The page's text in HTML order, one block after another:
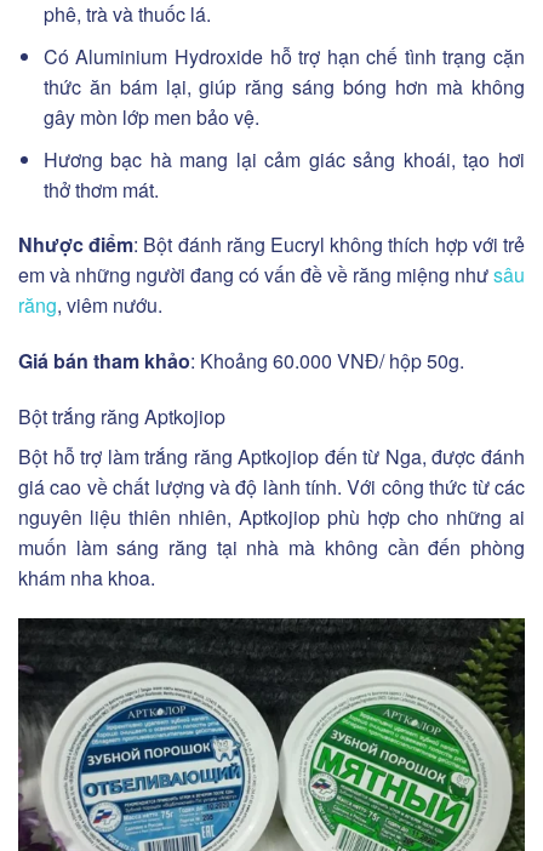
phê, trà và thuốc lá.
Có Aluminium Hydroxide hỗ trợ hạn chế tình trạng cặn
thức ăn bám lại, giúp răng sáng bóng hơn mà không
gây mòn lớp men bảo vệ.
Hương bạc hà mang lại cảm giác sảng khoái, tạo hơi
thở thơm mát.
Nhược điểm: Bột đánh răng Eucryl không thích hợp với trẻ
em và những người đang có vấn đề về răng miệng nhưsâu
răng, viêm nướu.
Giá bán tham khảo: Khoảng 60.000 VNĐ/ hộp 50g.
Bột trắng răng Aptkojiop
Bột hỗ trợ làm trắng răng Aptkojiop đến từ Nga, được đánh
giá cao về chất lượng và độ lành tính. Với công thức từ các
nguyên liệu thiên nhiên, Aptkojiop phù hợp cho những ai
muốn làm sáng răng tại nhà mà không cần đến phòng
khám nha khoa.